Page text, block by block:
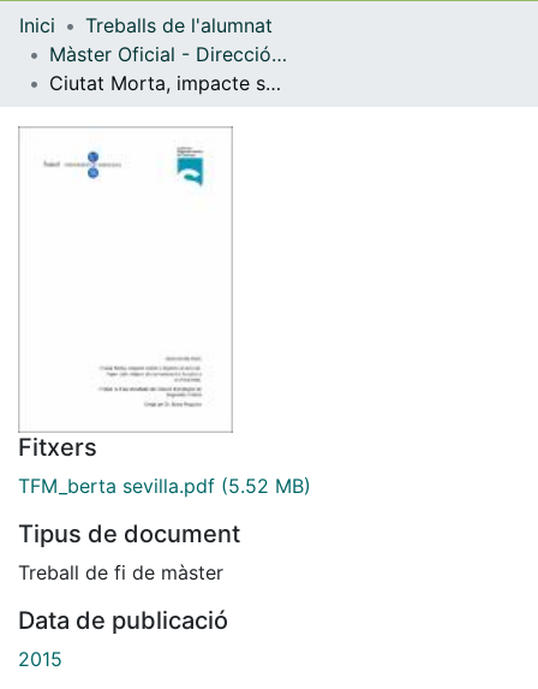
Navega per tot el DD
Inici
Treballs de l'alumnat
Màster Oficial - Direcció Estratègica de Seguretat
Ciutat Morta, impacte sobre la legitimitat policial: Paper dels mitjans de comunicació i la cultura professional
Fitxers
TFM_berta sevilla.pdf (5.52 MB)
Tipus de document
Treball de fi de màster
Data de publicació
2015